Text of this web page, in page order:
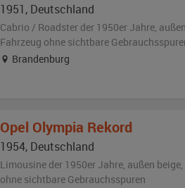
1951, Deutschland
Cabrio / Roadster der 1950er Jahre, außen
Fahrzeug ohne sichtbare
Brandenburg
Opel Olympia Rekord
1954, Deutschland
Limousine der 1950er Jahre, außen beige,
ohne sichtbare Gebrauchsspuren